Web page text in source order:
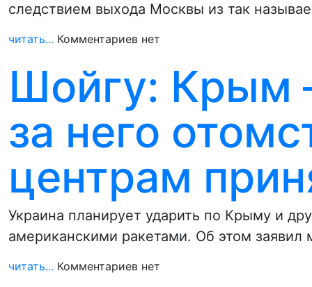
следствием выхода Москвы из так
читать... Комментариев нет
Шойгу: Крым
за него
центрам
Украина планирует ударить по Крыму и
американскими ракетами. Об этом
читать... Комментариев нет